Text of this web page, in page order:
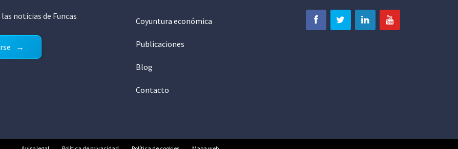
noticias de Funcas Coyuntura económica
Publicaciones
Blog
Contacto